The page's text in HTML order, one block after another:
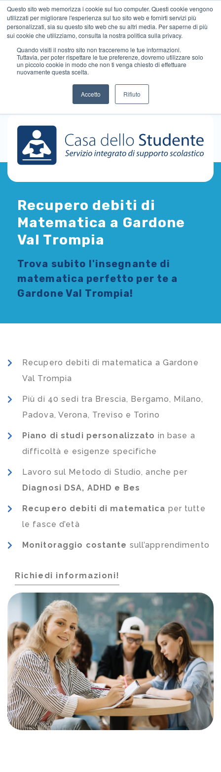
Questo sito web memorizza i cookie sul tuo computer. Questi cookie vengono
utilizzati per migliorare l'esperienza sul tuo sito web e fornirti servizi più
personalizzati, sia su questo sito web che su altri media. Per saperne di più
sui cookie che utilizziamo, consulta la nostra politica sulla privacy.
Quando visiti il ​​nostro sito non tracceremo le tue informazioni.
Tuttavia, per poter rispettare le tue preferenze, dovremo utilizzare solo
un piccolo cookie in modo che non ti venga chiesto di effettuare
nuovamente questa scelta.
Accetto Rifiuto
Recupero debiti di
Matematica a Gardone
Val Trompia
Trova subito l'insegnante di
matematica perfetto per te a
Gardone Val Trompia!
Recupero debiti di matematica a Gardone
Val Trompia
Più di 40 sedi tra Brescia, Bergamo, Milano,
Padova, Verona, Treviso e Torino
Piano di studi personalizzato in base a
difficoltà e esigenze specifiche
Lavoro sul Metodo di Studio, anche per
Diagnosi DSA, ADHD e Bes
Recupero debiti di matematica per tutte
le fasce d’età
Monitoraggio costante sull’apprendimento
Richiedi informazioni!